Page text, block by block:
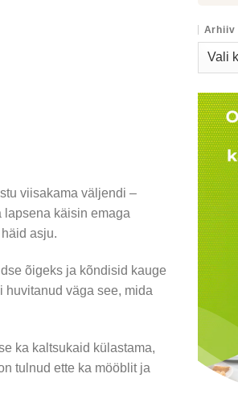
viisakama väljendi –
lapsena käisin emaga
asju.
õigeks ja kõndisid kauge
huvitanud väga see, mida
ka kaltsukaid külastama,
tulnud ette ka mööblit ja
Arhiiv
Arhiiv